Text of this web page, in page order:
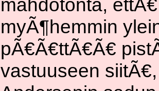
mahdotonta,
myÃ¶hemmin
pÃ€Ã€ttÃ€Ã€
vastuuseen